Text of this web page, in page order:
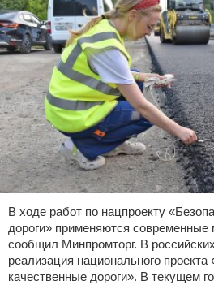
В ходе работ по нацпроекту
дороги» применяются современные
сообщил Минпромторг. В
реализация национального
качественные дороги». В текущем